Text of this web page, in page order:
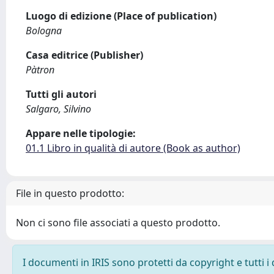
Luogo di edizione (Place of publication)
Bologna
Casa editrice (Publisher)
Pàtron
Tutti gli autori
Salgaro, Silvino
Appare nelle tipologie:
01.1 Libro in qualità di autore (Book as author)
File in questo prodotto:
Non ci sono file associati a questo prodotto.
I documenti in IRIS sono protetti da copyright e tutti